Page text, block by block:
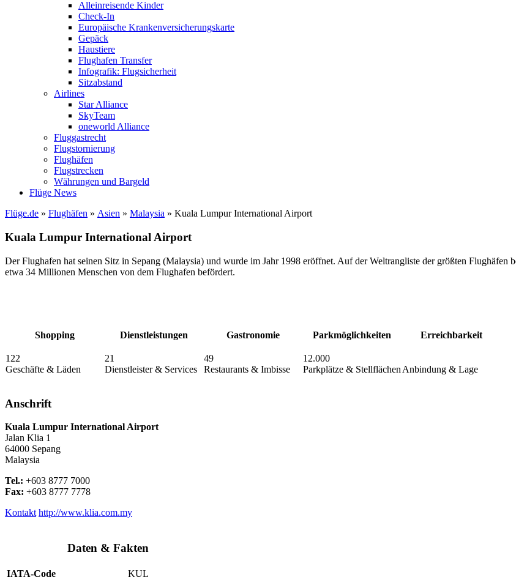
Alleinreisende Kinder
Check-In
Europäische Krankenversicherungskarte
Gepäck
Haustiere
Flughafen Transfer
Infografik: Flugsicherheit
Sitzabstand
Airlines
Star Alliance
SkyTeam
oneworld Alliance
Fluggastrecht
Flugstornierung
Flughäfen
Flugstrecken
Währungen und Bargeld
Flüge News
Flüge.de » Flughäfen » Asien » Malaysia » Kuala Lumpur International Airport
Kuala Lumpur International Airport
Der Flughafen hat seinen Sitz in Sepang (Malaysia) und wurde im Jahr 1998 eröffnet. Auf der Weltrangliste der größten Flughäfen
etwa 34 Millionen Menschen von dem Flughafen befördert.
Shopping Dienstleistungen Gastronomie Parkmöglichkeiten Erreichbarkeit
122
Geschäfte & Läden
21
Dienstleister & Services
49
Restaurants & Imbisse
12.000
Parkplätze & Stellflächen Anbindung & Lage
Anschrift
Kuala Lumpur International Airport
Jalan Klia 1
64000 Sepang
Malaysia
Tel.: +603 8777 7000
Fax: +603 8777 7778
Kontakt http://www.klia.com.my
Daten & Fakten
IATA-Code
KUL